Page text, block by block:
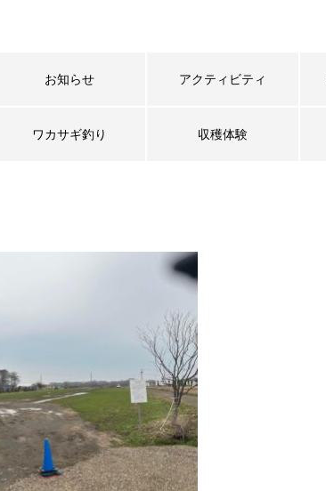
お知らせ アクティビティ
ワカサギ釣り 収穫体験